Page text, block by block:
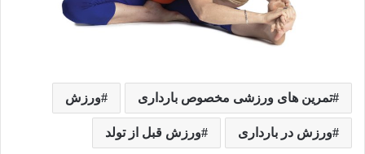
تمرین های ورزشی مخصوص بارداری ورزش
ورزش در بارداری ورزش قبل از تولد